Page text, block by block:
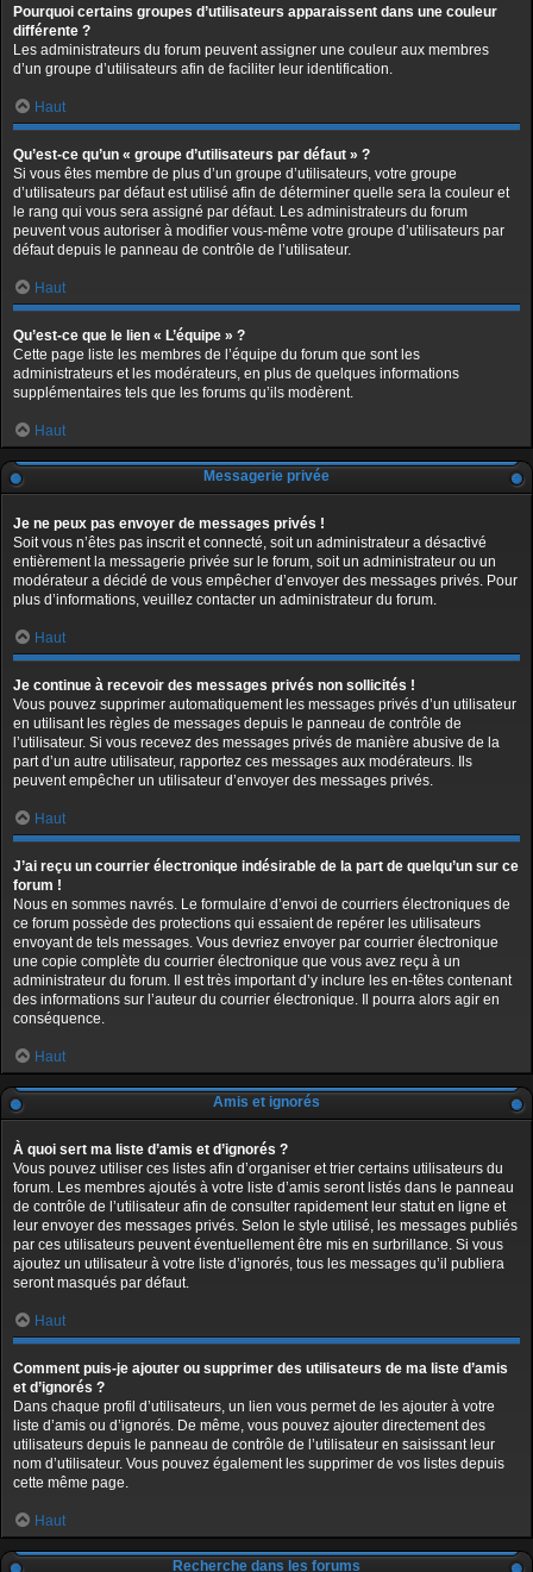
Pourquoi certains groupes d’utilisateurs apparaissent dans une couleur
différente ?
Les administrateurs du forum peuvent assigner une couleur aux membres
d’un groupe d’utilisateurs afin de faciliter leur identification.
Haut
Qu’est-ce qu’un « groupe d’utilisateurs par défaut » ?
Si vous êtes membre de plus d’un groupe d’utilisateurs, votre groupe
d’utilisateurs par défaut est utilisé afin de déterminer quelle sera la couleur et
le rang qui vous sera assigné par défaut. Les administrateurs du forum
peuvent vous autoriser à modifier vous-même votre groupe d’utilisateurs par
défaut depuis le panneau de contrôle de l’utilisateur.
Haut
Qu’est-ce que le lien « L’équipe » ?
Cette page liste les membres de l’équipe du forum que sont les
administrateurs et les modérateurs, en plus de quelques informations
supplémentaires tels que les forums qu’ils modèrent.
Haut
Messagerie privée
Je ne peux pas envoyer de messages privés !
Soit vous n’êtes pas inscrit et connecté, soit un administrateur a désactivé
entièrement la messagerie privée sur le forum, soit un administrateur ou un
modérateur a décidé de vous empêcher d’envoyer des messages privés. Pour
plus d’informations, veuillez contacter un administrateur du forum.
Haut
Je continue à recevoir des messages privés non sollicités !
Vous pouvez supprimer automatiquement les messages privés d’un utilisateur
en utilisant les règles de messages depuis le panneau de contrôle de
l’utilisateur. Si vous recevez des messages privés de manière abusive de la
part d’un autre utilisateur, rapportez ces messages aux modérateurs. Ils
peuvent empêcher un utilisateur d’envoyer des messages privés.
Haut
J’ai reçu un courrier électronique indésirable de la part de quelqu’un sur ce
forum !
Nous en sommes navrés. Le formulaire d’envoi de courriers électroniques de
ce forum possède des protections qui essaient de repérer les utilisateurs
envoyant de tels messages. Vous devriez envoyer par courrier électronique
une copie complète du courrier électronique que vous avez reçu à un
administrateur du forum. Il est très important d’y inclure les en-têtes contenant
des informations sur l’auteur du courrier électronique. Il pourra alors agir en
conséquence.
Haut
Amis et ignorés
À quoi sert ma liste d’amis et d’ignorés ?
Vous pouvez utiliser ces listes afin d’organiser et trier certains utilisateurs du
forum. Les membres ajoutés à votre liste d’amis seront listés dans le panneau
de contrôle de l’utilisateur afin de consulter rapidement leur statut en ligne et
leur envoyer des messages privés. Selon le style utilisé, les messages publiés
par ces utilisateurs peuvent éventuellement être mis en surbrillance. Si vous
ajoutez un utilisateur à votre liste d’ignorés, tous les messages qu’il publiera
seront masqués par défaut.
Haut
Comment puis-je ajouter ou supprimer des utilisateurs de ma liste d’amis
et d’ignorés ?
Dans chaque profil d’utilisateurs, un lien vous permet de les ajouter à votre
liste d’amis ou d’ignorés. De même, vous pouvez ajouter directement des
utilisateurs depuis le panneau de contrôle de l’utilisateur en saisissant leur
nom d’utilisateur. Vous pouvez également les supprimer de vos listes depuis
cette même page.
Haut
Recherche dans les forums